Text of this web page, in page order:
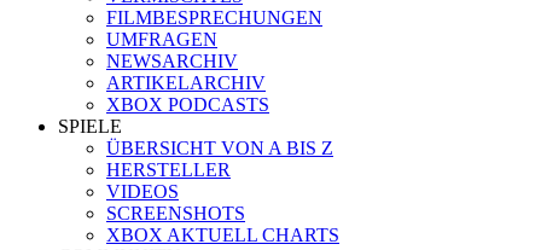
FILMBESPRECHUNGEN
UMFRAGEN
NEWSARCHIV
ARTIKELARCHIV
XBOX PODCASTS
SPIELE
ÜBERSICHT VON A BIS Z
HERSTELLER
VIDEOS
SCREENSHOTS
XBOX AKTUELL CHARTS